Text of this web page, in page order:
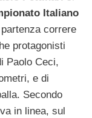
Italiano
correre
protagonisti
Paolo Ceci,
e di
Secondo
in linea, sul